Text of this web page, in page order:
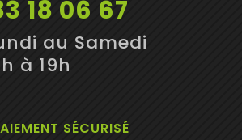
18 06 67
au Samedi
à 19h
SÉCURISÉ